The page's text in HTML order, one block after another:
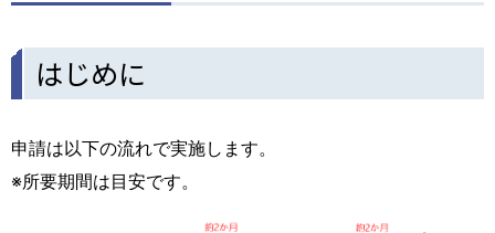
はじめに
申請は以下の流れで実施します。
※所要期間は目安です。